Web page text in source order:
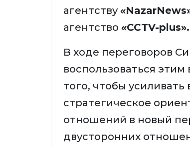
агентству
агентство «CCTV-plus».
В ходе переговоров
воспользоваться
того, чтобы
стратегическое
отношений в новый
двусторонних